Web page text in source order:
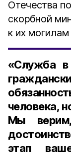
Отечества
скорбной
к их
«Служба
человека,
Мы
этап